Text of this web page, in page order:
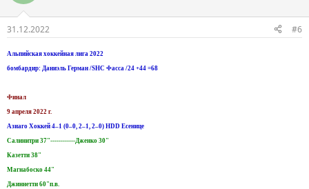
31.12.2022 #6
Альпийская хоккейная лига 2022
бомбардир: Даниэль Герман /SHC Фасса /24 +44 =68
Финал
9 апреля 2022 г.
Азиаго Хоккей 4–1 (0–0, 2–1, 2–0) HDD Есенице
Салинитри 37"------------Дженко 30"
Казетти 38"
Магнабоско 44"
Джиннетти 60"п.в.